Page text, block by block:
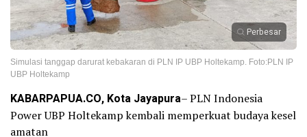
Perbesar
Simulasi tanggap darurat kebakaran di PLN IP UBP Holtekamp. Foto:PLN IP
UBP Holtekamp
KABARPAPUA.CO, Kota Jayapura– PLN Indonesia
Power UBP Holtekamp kembali memperkuat budaya kesel
amatan